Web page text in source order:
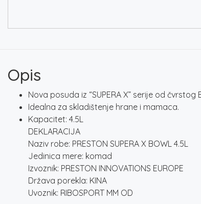
Opis
Nova posuda iz “SUPERA X” serije od
Idealna za skladištenje hrane i mamaca.
Kapacitet: 4.5L
DEKLARACIJA
Naziv robe: PRESTON SUPERA X BOWL 4.5L
Jedinica mere: komad
Izvoznik: PRESTON INNOVATIONS EUROPE
Država porekla: KINA
Uvoznik: RIBOSPORT MM OD